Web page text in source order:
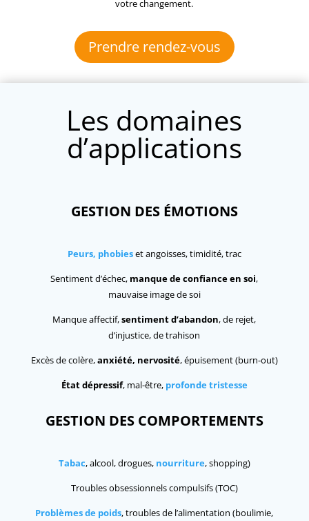
votre changement.
Prendre rendez-vous
Les domaines
d’applications
GESTION DES ÉMOTIONS
Peurs, phobieset angoisses, timidité, trac
Sentiment d’échec, manque de confiance en soi,
mauvaise image de soi
Manque affectif,sentiment d’abandon, de rejet,
d’injustice, de trahison
Excès de colère,anxiété, nervosité, épuisement (burn-out)
État dépressif, mal-être, profonde tristesse
GESTION DES COMPORTEMENTS
Tabac, alcool, drogues, nourriture, shopping)
Troubles obsessionnels compulsifs (TOC)
Problèmes de poids, troubles de l’alimentation (boulimie,